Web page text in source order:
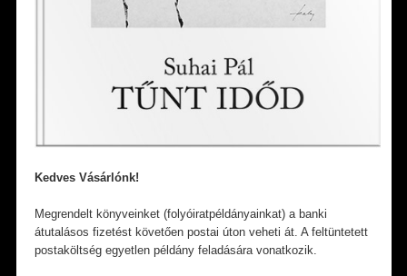
Kedves Vásárlónk!
Megrendelt könyveinket (folyóiratpéldányainkat) a banki
átutalásos fizetést követően postai úton veheti át. A feltüntetett
postaköltség egyetlen példány feladására vonatkozik.